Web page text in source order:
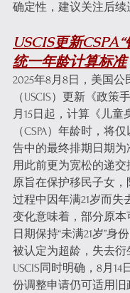
确定性，建议关注后续
USCIS更新CSPA“
统一年龄计算标准
2025年8月8日，美国
（USCIS）更新《政策
月15日起，计算《儿童
（CSPA）年龄时，将
告中的最终排期日期为
用此前更为宽松的递交
原旨在保护移民子女
过程中因年满21岁而失
变化意味着，部分原本
日期保持“未满21岁”身
被认定为超龄，失去衍
USCIS同时明确，8月
份调整申请仍可适用旧